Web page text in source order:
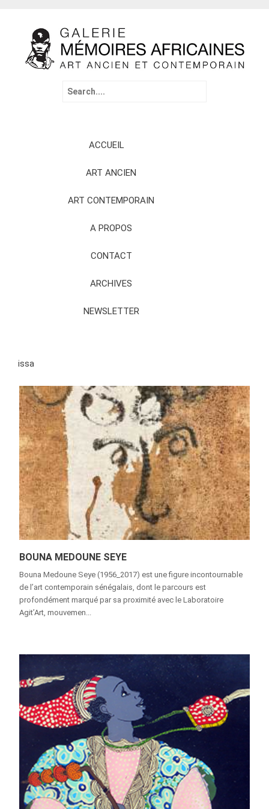
Search
ACCUEIL
ART ANCIEN
ART CONTEMPORAIN
A PROPOS
CONTACT
ARCHIVES
NEWSLETTER
issa
BOUNA MEDOUNE SEYE
Bouna Medoune Seye (1956_2017) est une figure incontournable
de l’art contemporain sénégalais, dont le parcours est
profondément marqué par sa proximité avec le Laboratoire
Agit’Art, mouvemen...